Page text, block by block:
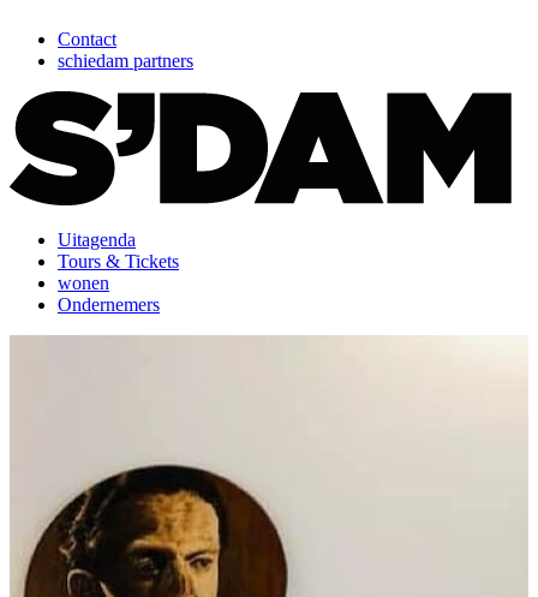
Contact
schiedam partners
Uitagenda
Tours & Tickets
wonen
Ondernemers